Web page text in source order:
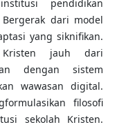
pendidikan
dari model
yang siknifikan.
Kristen jauh dari
dengan sistem
wawasan digital.
filosofi
sekolah Kristen.